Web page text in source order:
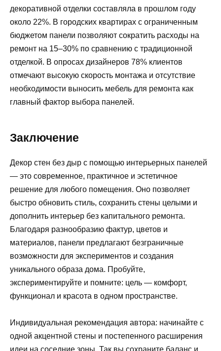
декоративной отделки составляла в прошлом году
около 22%. В городских квартирах с ограниченным
бюджетом панели позволяют сократить расходы на
ремонт на 15–30% по сравнению с традиционной
отделкой. В опросах дизайнеров 78% клиентов
отмечают высокую скорость монтажа и отсутствие
необходимости выносить мебель для ремонта как
главный фактор выбора панелей.
Заключение
Декор стен без дыр с помощью интерьерных панелей
— это современное, практичное и эстетичное
решение для любого помещения. Оно позволяет
быстро обновить стиль, сохранить стены целыми и
дополнить интерьер без капитального ремонта.
Благодаря разнообразию фактур, цветов и
материалов, панели предлагают безграничные
возможности для экспериментов и создания
уникального образа дома. Пробуйте,
экспериментируйте и помните: цель — комфорт,
функционал и красота в одном пространстве.
Индивидуальная рекомендация автора: начинайте с
одной акцентной стены и постепенного расширения
идеи на соседние зоны. Так вы сохраните баланс и